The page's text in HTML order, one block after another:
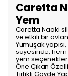
Caretta
Yem
Caretta Naoki
ve etkili bir
Yumuşak
sayesinde, hem
yem
Öne Çıkan
Tırtıklı Gövde